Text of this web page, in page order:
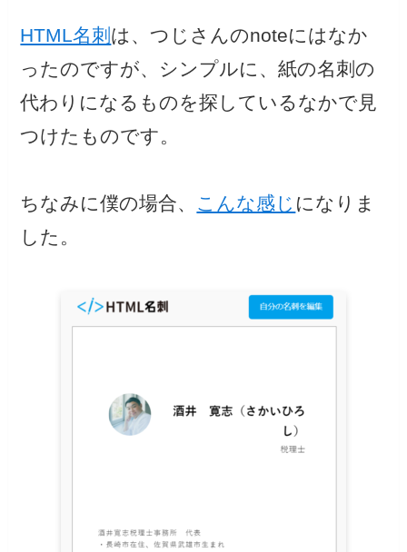
HTML名刺 は、つじさんのnoteにはなか
ったのですが、シンプルに、紙の名刺の
代わりになるものを探しているなかで見
つけたものです。
ちなみに僕の場合、 こんな感じ になりま
した。